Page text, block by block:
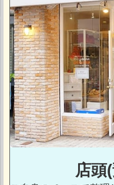
店頭
ー
プ
リ
ン
ク